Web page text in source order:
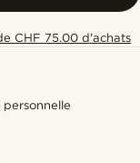
CHF 75.00 d'achats